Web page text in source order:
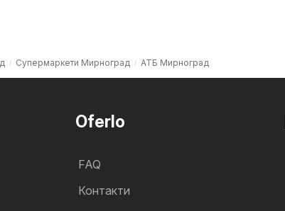
Супермаркети Мирноград АТБ Мирноград
Oferlo
FAQ
Контакти